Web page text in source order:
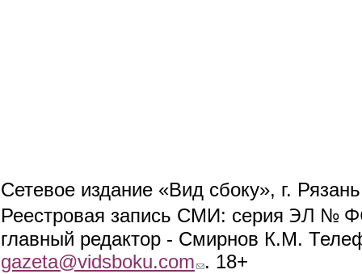
Сетевое издание «Вид сбоку», г.
Реестровая запись СМИ: серия ЭЛ №
главный редактор - Смирнов К.М.
gazeta@vidsboku.com (link sends e-mail)
. 18+